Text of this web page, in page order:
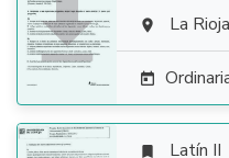
  La Rioja

 Latín II